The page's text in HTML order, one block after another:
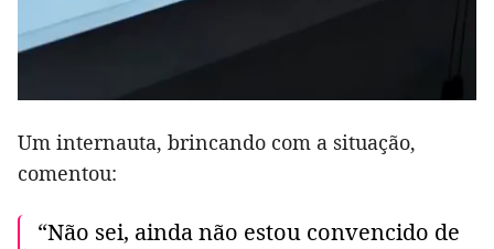
Um internauta, brincando com a situação,
comentou:
“Não sei, ainda não estou convencido de